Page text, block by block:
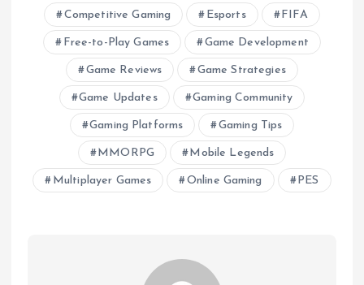
Competitive Gaming Esports FIFA
Free-to-Play Games Game Development
Game Reviews Game Strategies
Game Updates Gaming Community
Gaming Platforms Gaming Tips
MMORPG Mobile Legends
Multiplayer Games Online Gaming PES